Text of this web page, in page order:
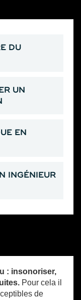
DU
UN
EN
INGÉNIEUR
: insonoriser,
Pour cela il
de